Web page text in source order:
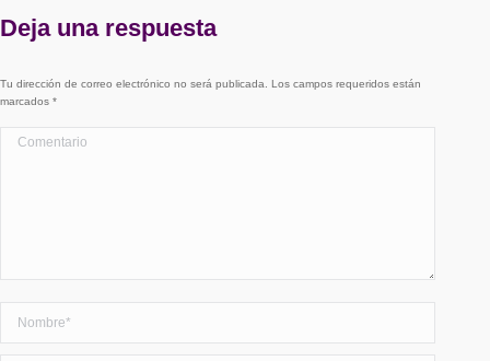
Deja una respuesta
Tu dirección de correo electrónico no será publicada. Los campos requeridos están
marcados *
Comentario